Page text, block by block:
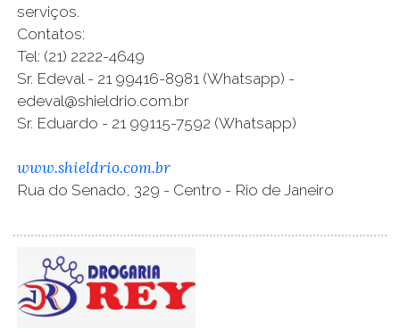
serviços.
Contatos:
Tel: (21) 2222-4649
Sr. Edeval - 21 99416-8981 (Whatsapp) -
edeval@shieldrio.com.br
Sr. Eduardo - 21 99115-7592 (Whatsapp)
www.shieldrio.com.br
Rua do Senado, 329 - Centro - Rio de Janeiro